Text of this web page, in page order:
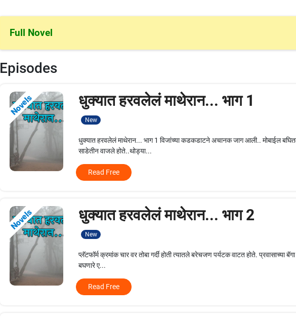
Full Novel
Episodes
Novels धुक्यात हरवलेलं माथेरान... भाग 1
New
धुक्यात हरवलेलं माथेरान... भाग 1 विजांच्या कडकडाटने अचानक जाग आली.. मोबाईल
साडेतीन वाजले होते..थोड्या...
Read Free
Novels धुक्यात हरवलेलं माथेरान... भाग 2
New
प्लॅटफॉर्म क्रमांक चार वर तोबा गर्दी होती त्यातले बरेचजण पर्यटक वाटत होते. प्रवासाच्या
बघणारे ए...
Read Free